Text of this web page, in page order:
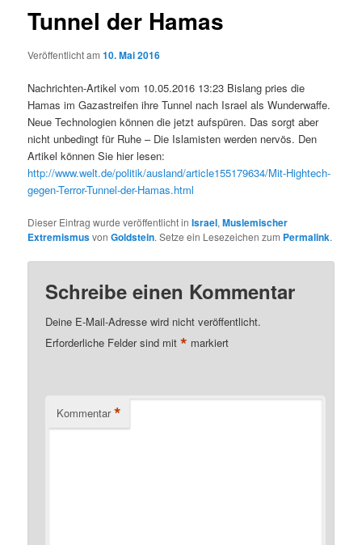
Tunnel der Hamas
Veröffentlicht am10. Mai 2016
Nachrichten-Artikel vom 10.05.2016 13:23 Bislang pries die
Hamas im Gazastreifen ihre Tunnel nach Israel als Wunderwaffe.
Neue Technologien können die jetzt aufspüren. Das sorgt aber
nicht unbedingt für Ruhe – Die Islamisten werden nervös. Den
Artikel können Sie hier lesen:
http://www.welt.de/politik/ausland/article155179634/Mit-Hightech-
gegen-Terror-Tunnel-der-Hamas.html
Dieser Eintrag wurde veröffentlicht inIsrael,Muslemischer
ExtremismusvonGoldstein. Setze ein Lesezeichen zum Permalink.
Schreibe einen Kommentar
Deine E-Mail-Adresse wird nicht veröffentlicht.
Erforderliche Felder sind mit* markiert
Kommentar *